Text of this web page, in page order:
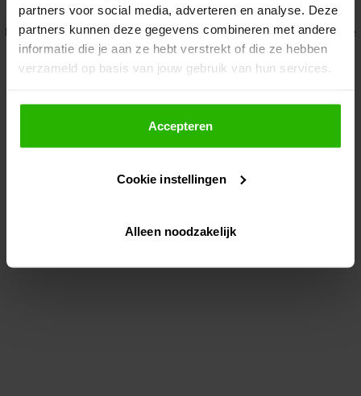
partners voor social media, adverteren en analyse. Deze
partners kunnen deze gegevens combineren met andere
informatie die je aan ze hebt verstrekt of die ze hebben
verzameld op basis van jouw gebruik van hun services.
Als je op "Accepteer" klikt, dan geef je Voordeeluitjes.nl
toestemming om cookies voor social media en
gepersonaliseerde advertenties te plaatsen.
Lees hier meer over in onsprivacybeleid
Via "Cookie instellingen" kun je ook zelf instellen welke
Accepteren
Cookie instellingen
Alleen noodzakelijk
Application error: a client-side exception has occurred while
loadingwww.voordeeluitjes.nl (see the browser console for more
information).